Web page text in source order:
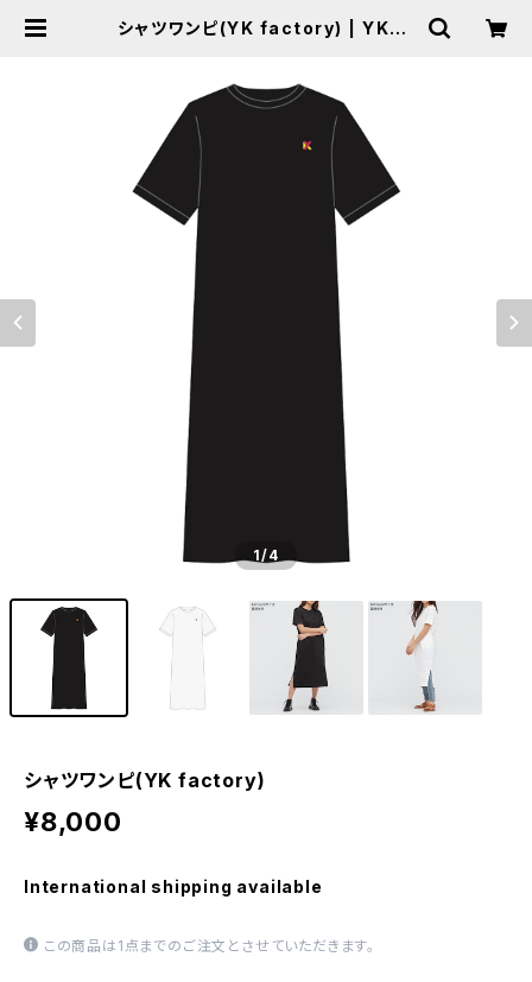
シャツワンピ(YK factory) | YKFA
1/4
シャツワンピ(YK factory)
¥8,000
International shipping available
この商品は1点までのご注文とさせていただきます。